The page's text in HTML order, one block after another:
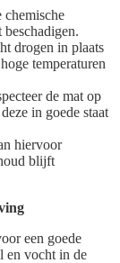
chemische
drogen in plaats
temperaturen
de mat op
in goede staat
hiervoor
blijft
een goede
en vocht in de